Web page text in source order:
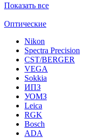
Показать все
Оптические
Nikon
Spectra Precision
CST/BERGER
VEGA
Sokkia
ИПЗ
УОМЗ
Leica
RGK
Bosch
ADA